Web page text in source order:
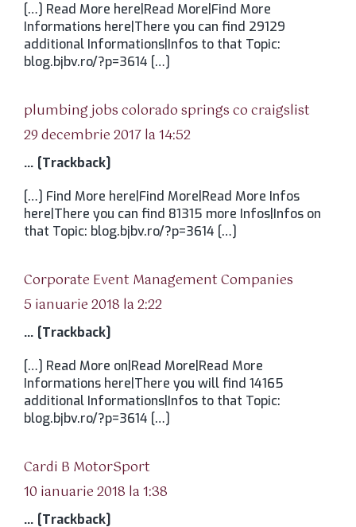
[…] Read More here|Read More|Find More
Informations here|There you can find 29129
additional Informations|Infos to that Topic:
blog.bjbv.ro/?p=3614 […]
plumbing jobs colorado springs co craigslist
29 decembrie 2017 la 14:52
… [Trackback]
[…] Find More here|Find More|Read More Infos
here|There you can find 81315 more Infos|Infos on
that Topic: blog.bjbv.ro/?p=3614 […]
Corporate Event Management Companies
5 ianuarie 2018 la 2:22
… [Trackback]
[…] Read More on|Read More|Read More
Informations here|There you will find 14165
additional Informations|Infos to that Topic:
blog.bjbv.ro/?p=3614 […]
Cardi B MotorSport
10 ianuarie 2018 la 1:38
… [Trackback]